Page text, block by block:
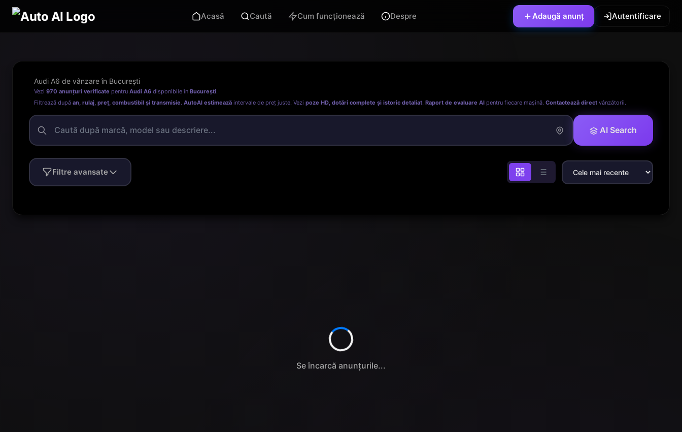
Acasă Caută Cum funcționează Despre Adaugă anunț Autentificare
Audi A6 de vânzare în București
Vezi 970 anunțuri verificate pentru Audi A6 disponibile în București.
Filtrează după an, rulaj, preț, combustibil și transmisie. AutoAI estimează intervale de preț juste. Vezi poze HD, dotări complete și istoric detaliat. Raport de evaluare AI pentru fiecare mașină. Contactează direct vânzătorii.
AI Search
Filtre avansate
Se încarcă anunțurile...